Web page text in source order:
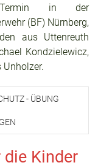
Termin in der
(BF) Nürnberg,
aus Uttenreuth
Kondzielewicz,
Unholzer.
- ÜBUNG
die Kinder